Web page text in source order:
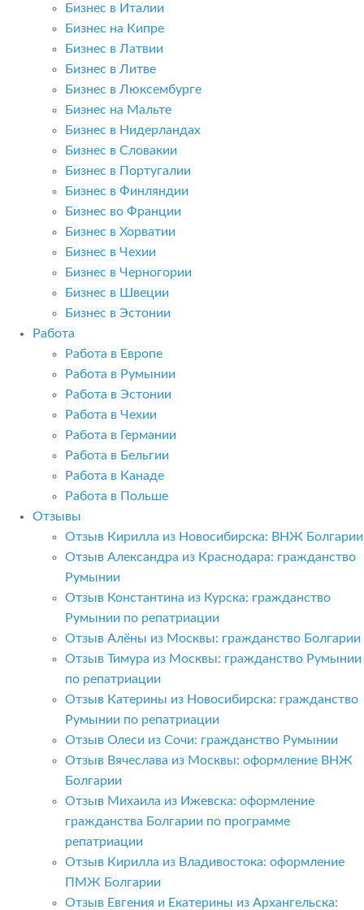
Бизнес в Италии
Бизнес на Кипре
Бизнес в Латвии
Бизнес в Литве
Бизнес в Люксембурге
Бизнес на Мальте
Бизнес в Нидерландах
Бизнес в Словакии
Бизнес в Португалии
Бизнес в Финляндии
Бизнес во Франции
Бизнес в Хорватии
Бизнес в Чехии
Бизнес в Черногории
Бизнес в Швеции
Бизнес в Эстонии
Работа
Работа в Европе
Работа в Румынии
Работа в Эстонии
Работа в Чехии
Работа в Германии
Работа в Бельгии
Работа в Канаде
Работа в Польше
Отзывы
Отзыв Кирилла из Новосибирска: ВНЖ Болгарии
Отзыв Александра из Краснодара: гражданство
Румынии
Отзыв Константина из Курска: гражданство
Румынии по репатриации
Отзыв Алёны из Москвы: гражданство Болгарии
Отзыв Тимура из Москвы: гражданство Румынии
по репатриации
Отзыв Катерины из Новосибирска: гражданство
Румынии по репатриации
Отзыв Олеси из Сочи: гражданство Румынии
Отзыв Вячеслава из Москвы: оформление ВНЖ
Болгарии
Отзыв Михаила из Ижевска: оформление
гражданства Болгарии по программе
репатриации
Отзыв Кирилла из Владивостока: оформление
ПМЖ Болгарии
Отзыв Евгения и Екатерины из Архангельска: